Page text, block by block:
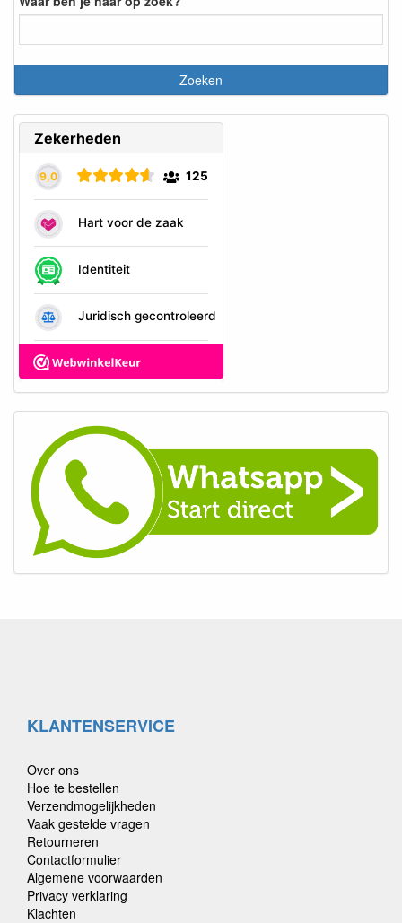
KLANTENSERVICE
Over ons
Hoe te bestellen
Verzendmogelijkheden
Vaak gestelde vragen
Retourneren
Contactformulier
Algemene voorwaarden
Privacy verklaring
Klachten